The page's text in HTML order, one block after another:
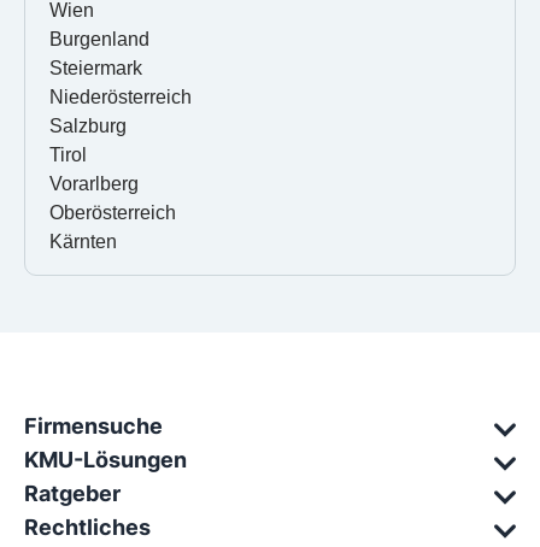
Wien
Burgenland
Steiermark
Niederösterreich
Salzburg
Tirol
Vorarlberg
Oberösterreich
Kärnten
Firmensuche
KMU-Lösungen
Ratgeber
Rechtliches